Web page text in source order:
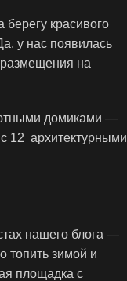
красивого
у нас появилась
на
домиками —
с 12 архитектурными
нашего блога —
топить зимой и
площадка с